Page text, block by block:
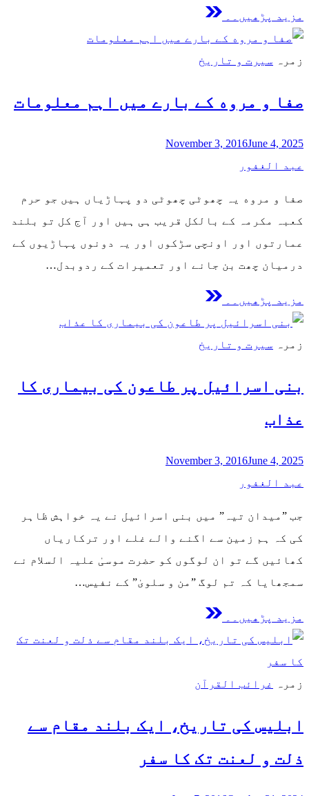
مزید پڑھیں۔۔
زمرہ سیرت و تاریخ
صفا و مروه کے بارے میں اہم معلومات
November 3, 2016June 4, 2025
عبد الغفور
صفا و مروه یہ چھوٹی چھوٹی دو پہاڑیاں ہیں جو حرم
کعبہ مکرمہ کے بالکل قریب ہی ہیں اور آج کل تو بلند
عمارتوں اور اونچی سڑکوں اور یہ دونوں پہاڑیوں کے
درمیان چھت بن جانے اور تعمیرات کے ردوبدل…
مزید پڑھیں۔۔
زمرہ سیرت و تاریخ
بنی اسرائیل پر طاعون کی بیماری کا
عذاب
November 3, 2016June 4, 2025
عبد الغفور
جب ”میدان تیہ” میں بنی اسرائیل نے یہ خواہش ظاہر
کی کہ ہم زمین سے اگنے والے غلے اور ترکاریاں
کھائیں گے تو ان لوگوں کو حضرت موسیٰ علیہ السلام نے
سمجھایا کہ تم لوگ ”من و سلویٰ” کے نفیس…
مزید پڑھیں۔۔
زمرہ غرائب القرآن
ابلیس کی تاریخ، ایک بلند مقام سے
ذلت و لعنت تک کا سفر